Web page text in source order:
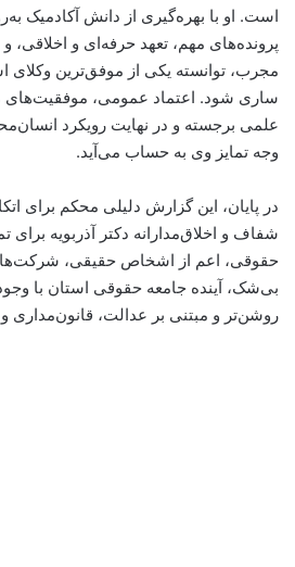
است. او با بهره‌گیری از دانش آکادمیک
پرونده‌های مهم، تعهد حرفه‌ای و اخلاقی،
مجرب، توانسته یکی از موفق‌ترین وکلای
ساری شود. اعتماد عمومی، موفقیت‌های
علمی برجسته و در نهایت رویکرد
وجه تمایز وی به حساب می‌آید.
در پایان، این گزارش دلیلی محکم برای
شفاف و اخلاق‌مدارانه دکتر آذربویه
حقوقی، اعم از اشخاص حقیقی،
بی‌شک، آینده جامعه حقوقی استان با
روشن‌تر و مبتنی بر عدالت، قانون‌مداری